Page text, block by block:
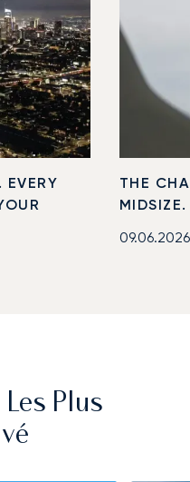
EVERY
THE
09.06.2026
Plus